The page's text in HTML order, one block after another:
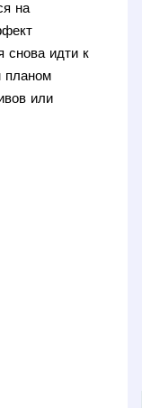
на
снова идти к
планом
или